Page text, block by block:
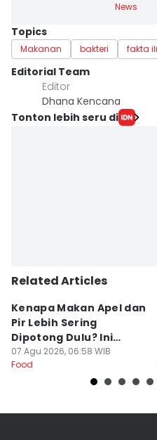
News
Topics
Makanan bakteri fakta
Editorial Team
Editor
Dhana Kencana
Tonton lebih seru di
Related Articles
Kenapa Makan Apel dan
Pir Lebih Sering
Dipotong Dulu? Ini
Alasannya
07 Agu 2026, 06:58 WIB
Food